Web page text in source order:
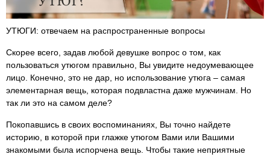
УТЮГИ: отвечаем на распространенные вопросы
Скорее всего, задав любой девушке вопрос о том, как
пользоваться утюгом правильно, Вы увидите недоумевающее
лицо. Конечно, это не дар, но использование утюга – самая
элементарная вещь, которая подвластна даже мужчинам. Но
так ли это на самом деле?
Покопавшись в своих воспоминаниях, Вы точно найдете
историю, в которой при глажке утюгом Вами или Вашими
знакомыми была испорчена вещь. Чтобы такие неприятные